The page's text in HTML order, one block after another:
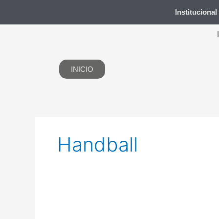
Institucional
INICIO
Handball